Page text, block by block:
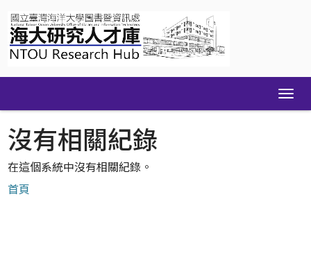
navigation
沒有相關紀錄
在這個系統中沒有相關紀錄。
首頁